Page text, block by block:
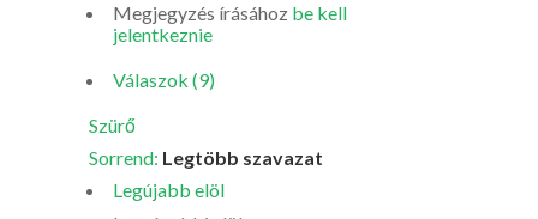
Megjegyzés írásához be kell
jelentkeznie
Válaszok (9)
Szürő
Sorrend: Legtöbb szavazat
Legújabb elöl